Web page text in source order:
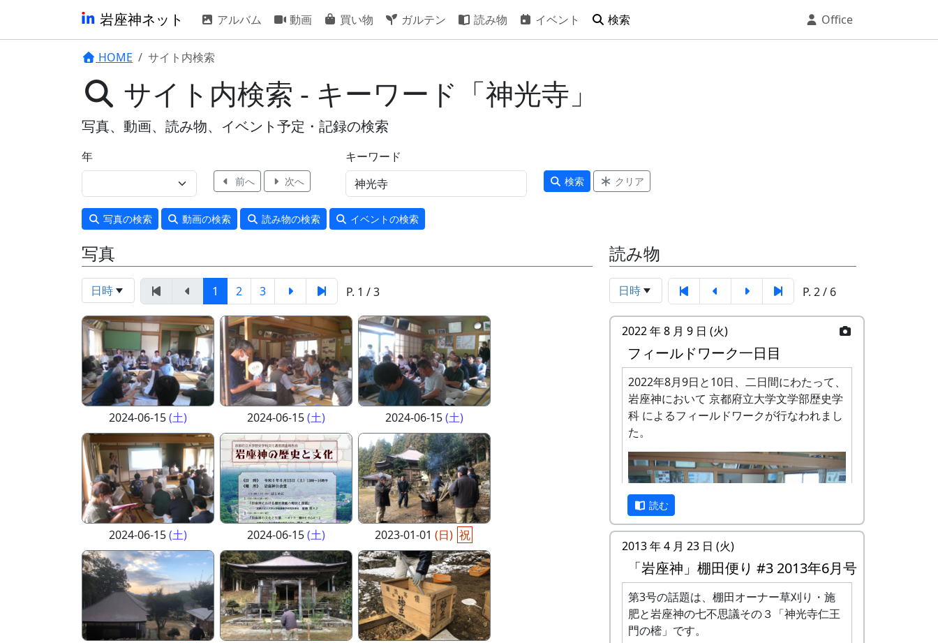
岩座神ネット アルバム 動画 買い物 ガルテン 読み物 イベント 検索 Office
HOME サイト内検索
サイト内検索 - キーワード「神光寺」
写真、動画、読み物、イベント予定・記録の検索
年
前へ 次へ
キーワード
検索 クリア
写真の検索 動画の検索 読み物の検索 イベントの検索
写真
日時 1 2 3 P. 1 / 3
2024-06-15(土) 2024-06-15(土) 2024-06-15(土)
2024-06-15(土) 2024-06-15(土) 2023-01-01 (日) 祝
読み物
日時 P. 2 / 6
2022 年 8 月 9 日 (火)
フィールドワーク一日目
2022年8月9日と10日、二日間にわたって、
岩座神において 京都府立大学文学部歴史学
科 によるフィールドワークが行なわれまし
た。
京都府立大学文学部歴史学科のみなさん。
読む
2013 年 4 月 23 日 (火)
「岩座神」棚田便り #3 2013年6月号
第3号の話題は、棚田オーナー草刈り・施
肥と岩座神の七不思議その３「神光寺仁王
門の樒」です。